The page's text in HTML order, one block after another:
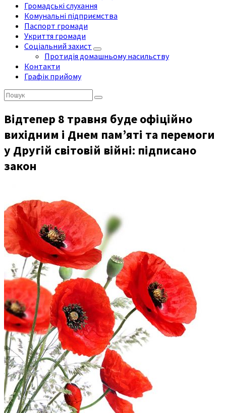
Громадські слухання
Комунальні підприємства
Паспорт громади
Укриття громади
Соціальний захист
Протидія домашньому насильству
Контакти
Графік прийому
Пошук:
Відтепер 8 травня буде офіційно
вихідним і Днем пам’яті та перемоги
у Другій світовій війні: підписано
закон